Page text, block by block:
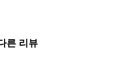
른 리뷰